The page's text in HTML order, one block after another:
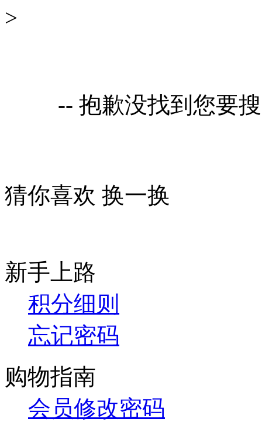
>
-- 抱歉没找到您要
猜你喜欢 换一换
新手上路
积分细则
忘记密码
购物指南
会员修改密码